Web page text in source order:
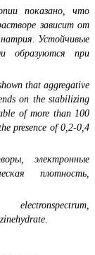
показано, что
зависит от
Устойчивые
образуются при
that aggregative
on the stabilizing
of more than 100
presence of 0,2-0,4
электронные
плотность,